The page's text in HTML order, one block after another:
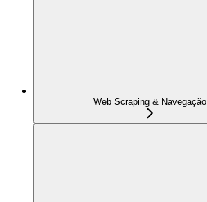
Web Scraping & Navegação